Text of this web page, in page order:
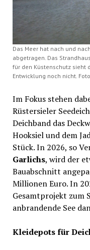
Das Meer hat nach und
abgetragen. Das
für den Küstenschutz sieht
Entwicklung noch nicht.
Im Fokus stehen
Rüstersieler
Deichband das
Hooksiel und dem
Stück. In 2026, so
Garlichs, wird der
Bauabschnitt
Millionen Euro. In
Gesamtprojekt zum
anbrandende See
Kleidepots für